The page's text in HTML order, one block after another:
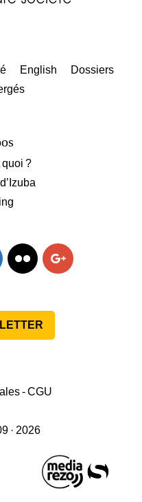
English
Dossiers
quoi ?
- CGU
· 2026